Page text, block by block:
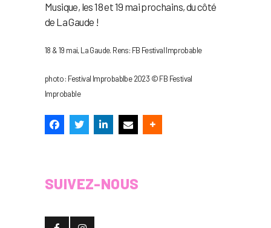
Musique, les 18 et 19 mai prochains, du côté
de La Gaude !
18 & 19 mai, La Gaude. Rens: FB Festival Improbable
photo : Festival Improbablbe 2023 © FB Festival
Improbable
SUIVEZ-NOUS